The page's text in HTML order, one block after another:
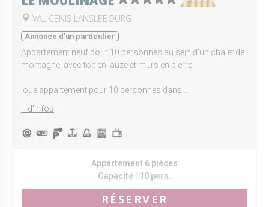
VAL CENIS LANSLEBOURG
Annonce d'un particulier
Appartement neuf pour 10 personnes au sein d’un chalet de
montagne, avec toit en lauze et murs en pierre.
loue appartement pour 10 personnes dans ...
+ d'infos
Appartement 6 pièces
Capacité : 10 pers.
RÉSERVER